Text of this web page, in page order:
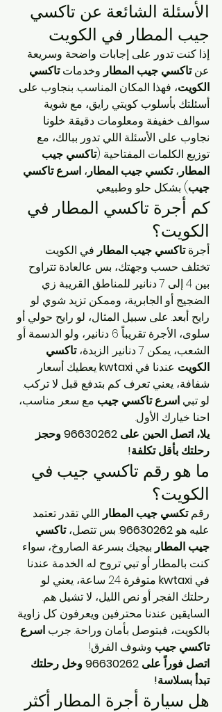
الأسئلة الشائعة عن تاكسي
جيب المطار في الكويت
إذا كنت تدور على إجابات واضحة وسريعة
عن تاكسي جيب المطار وخدمات تاكسي
الكويت، فهذا المكان المناسب. بنجاوب على
أسئلتك بأسلوب كويتي رايق، مع شوية
سوالف خفيفة ومعلومات دقيقة. خلونا
نجاوب على الأسئلة اللي تدور ببالك، مع
توزيع الكلمات المفتاحية (تاكسي جيب
المطار، تكسي جيب المطار، اسرع تاكسي
جيب) بشكل حلو وطبيعي.
كم أجرة تاكسي المطار في
الكويت؟
أجرة تاكسي جيب المطار في الكويت
تختلف حسب وجهتك، بس عالعادة تتراوح
بين 4 إلى 7 دنانير للمناطق القريبة زي
الضجيج أو الجابرية، وممكن تزيد شوي لو
رايح أبعد. على سبيل المثال، لو رايح حولي أو
سلوى، الأجرة تقريباً 6 دنانير، ولو الدسمة أو
الشعب، يمكن 7 دنانير. الزبدة،
تاكسي
الكويت عندنا في kwtaxi يعطيك أسعار
شفافة، يعني تعرف كم بتدفع قبل لا تركب.
لو تبي اسرع تاكسي جيب مع سعر مناسب،
احنا خيارك الأول.
يلا، اتصل الحين على 96630262 وحجز
رحلتك بأقل تكلفة!
ما هو رقم تاكسي جيب في
الكويت؟
رقم تكسي جيب المطار اللي تقدر تعتمد
عليه هو 96630262. بس تتصل، تاكسي
جيب المطار بيجيك بسرعة الصاروخ، سواء
كنت بالمطار أو تبي تروح له. الخدمة عندنا
في kwtaxi
متوفرة 24 ساعة، يعني لو
رحلتك الفجر أو نص الليل، لا تشيل هم.
السايقين عندنا محترفين ويعرفون كل زاوية
بالكويت، فبتوصل بأمان وراحة. جرب اسرع
تاكسي جيب وشوف الفرق!
اتصل فوراً على 96630262 وخل رحلتك
تبدأ بسلاسة!
هل سيارة أجرة المطار أكثر